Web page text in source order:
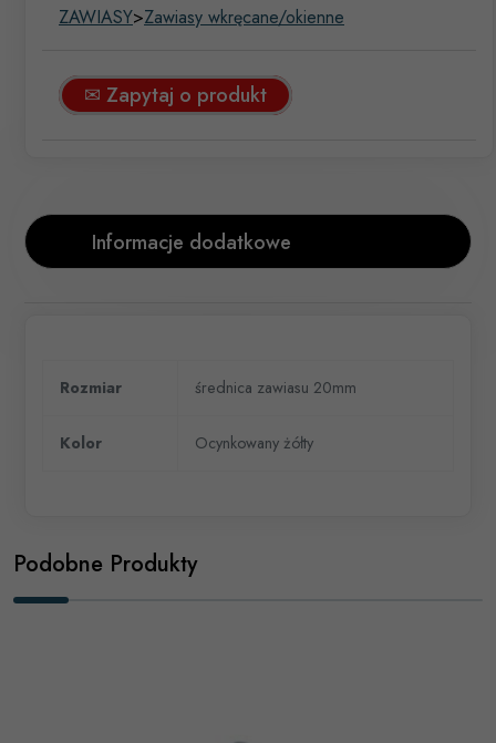
ZAWIASY>Zawiasy wkręcane/okienne
✉ Zapytaj o produkt
Informacje dodatkowe
Rozmiar średnica zawiasu 20mm
Kolor Ocynkowany żółty
Podobne Produkty